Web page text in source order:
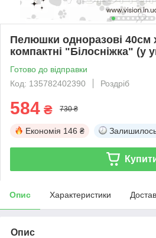
Пелюшки одноразові 40см
компактні "Білосніжка" (у
Готово до відправки
Код: 135782402390
Роздріб
584 ₴ 730 ₴
Економія 146 ₴
Опис Характеристики
Опис